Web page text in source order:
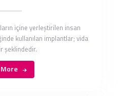
içine yerleştirilen insan
kullanılan implantlar; vida
şeklindedir.